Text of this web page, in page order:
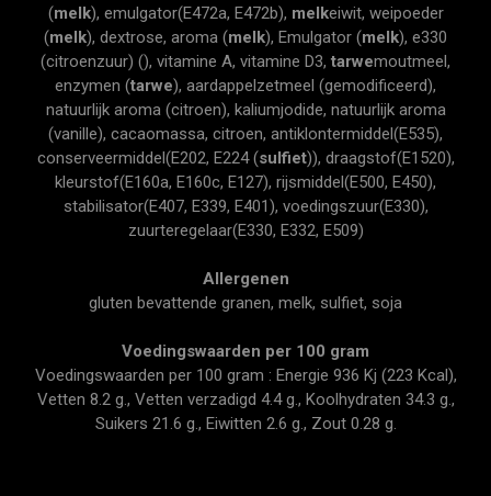
(melk), emulgator(E472a, E472b), melkeiwit, weipoeder
(melk), dextrose, aroma (melk), Emulgator (melk), e330
(citroenzuur) (), vitamine A, vitamine D3, tarwemoutmeel,
enzymen (tarwe), aardappelzetmeel (gemodificeerd),
natuurlijk aroma (citroen), kaliumjodide, natuurlijk aroma
(vanille), cacaomassa, citroen, antiklontermiddel(E535),
conserveermiddel(E202, E224 (sulfiet)), draagstof(E1520),
kleurstof(E160a, E160c, E127), rijsmiddel(E500, E450),
stabilisator(E407, E339, E401), voedingszuur(E330),
zuurteregelaar(E330, E332, E509)
Allergenen
gluten bevattende granen, melk, sulfiet, soja
Voedingswaarden per 100 gram
Voedingswaarden per 100 gram : Energie 936 Kj (223 Kcal),
Vetten 8.2 g., Vetten verzadigd 4.4 g., Koolhydraten 34.3 g.,
Suikers 21.6 g., Eiwitten 2.6 g., Zout 0.28 g.